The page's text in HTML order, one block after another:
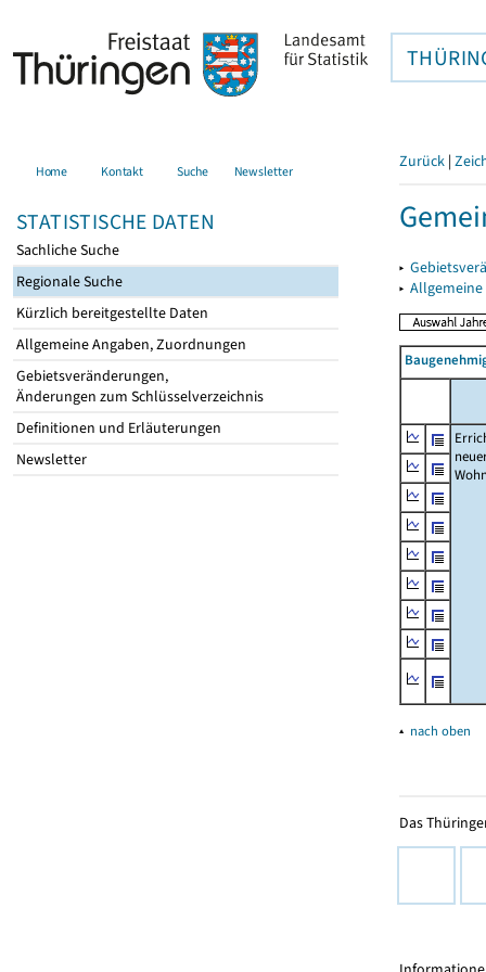
Home Kontakt Suche Newsletter
STATISTISCHE DATEN
Sachliche Suche
Regionale Suche
Kürzlich bereitgestellte Daten
Allgemeine Angaben, Zuordnungen
Gebietsveränderungen,
Änderungen zum Schlüsselverzeichnis
Definitionen und Erläuterungen
Newsletter
Zurück |
▸
▸
▴ nach oben
Das